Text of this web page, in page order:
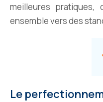
meilleures pratiques,
ensemble vers des
Le